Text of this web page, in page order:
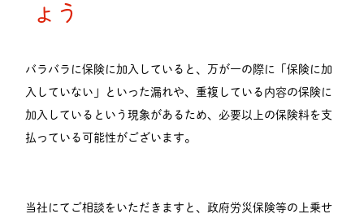
ょう
バラバラに保険に加入していると、万が一の際に「保険に加
入していない」といった漏れや、重複している内容の保険に
加入しているという現象があるため、必要以上の保険料を支
払っている可能性がございます。
当社にてご相談をいただきますと、政府労災保険等の上乗せ